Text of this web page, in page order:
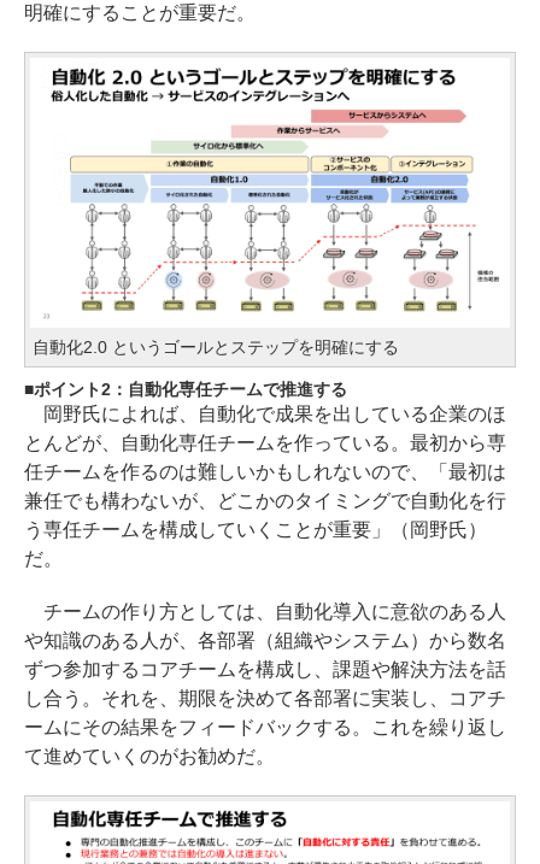
明確にすることが重要だ。
自動化2.0 というゴールとステップを明確にする
ポイント2：自動化専任チームで推進する
岡野氏によれば、自動化で成果を出している企業のほ
とんどが、自動化専任チームを作っている。最初から専
任チームを作るのは難しいかもしれないので、「最初は
兼任でも構わないが、どこかのタイミングで自動化を行
う専任チームを構成していくことが重要」（岡野氏）
だ。
チームの作り方としては、自動化導入に意欲のある人
や知識のある人が、各部署（組織やシステム）から数名
ずつ参加するコアチームを構成し、課題や解決方法を話
し合う。それを、期限を決めて各部署に実装し、コアチ
ームにその結果をフィードバックする。これを繰り返し
て進めていくのがお勧めだ。